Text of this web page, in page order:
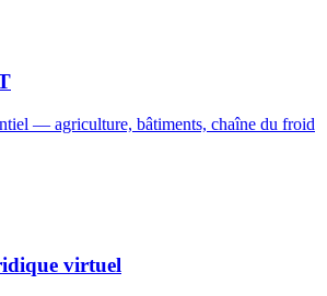
— agriculture, bâtiments, chaîne du froid
virtuel